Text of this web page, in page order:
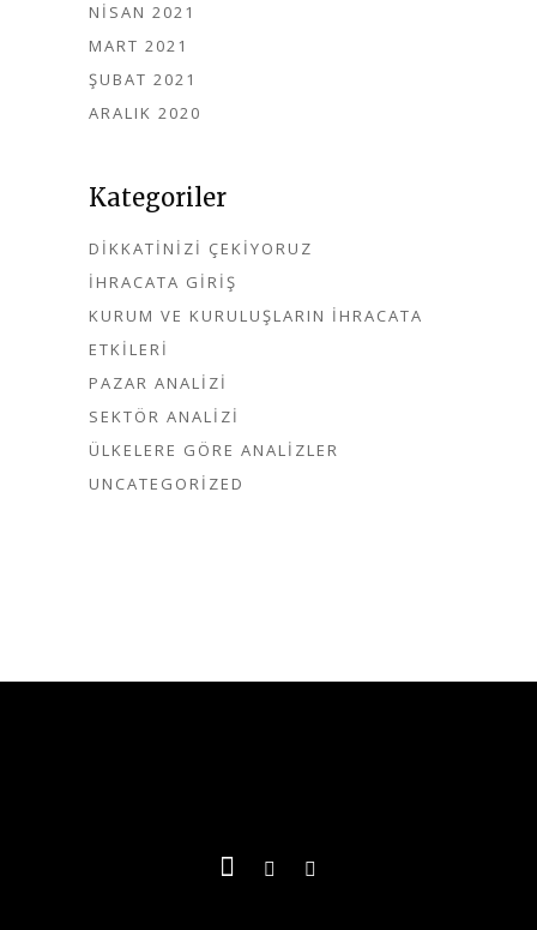
NISAN 2021
MART 2021
ŞUBAT 2021
ARALIK 2020
Kategoriler
DIKKATINIZI ÇEKIYORUZ
İHRACATA GIRIŞ
KURUM VE KURULUŞLARIN İHRACATA
ETKILERI
PAZAR ANALIZI
SEKTÖR ANALIZI
ÜLKELERE GÖRE ANALIZLER
UNCATEGORIZED